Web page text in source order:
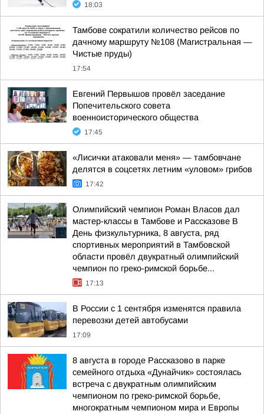
18:03
Тамбове сократили количество рейсов по
дачному маршруту №108 (Магистральная —
Чистые пруды)
17:54
Евгений Первышов провёл заседание
Попечительского совета
военноисторического общества
17:45
«Лисички атаковали меня» — тамбовчане
делятся в соцсетях летним «уловом» грибов
17:42
Олимпийский чемпион Роман Власов дал
мастер-классы в Тамбове и Рассказове В
День физкультурника, 8 августа, ряд
спортивных мероприятий в Тамбовской
области провёл двукратный олимпийский
чемпион по греко-римской борьбе...
17:13
В России с 1 сентября изменятся правила
перевозки детей автобусами
17:09
8 августа в городе Рассказово в парке
семейного отдыха «Дунайчик» состоялась
встреча с двукратным олимпийским
чемпионом по греко-римской борьбе,
многократным чемпионом мира и Европы